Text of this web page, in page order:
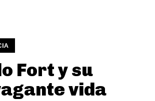
Fort y su
vida